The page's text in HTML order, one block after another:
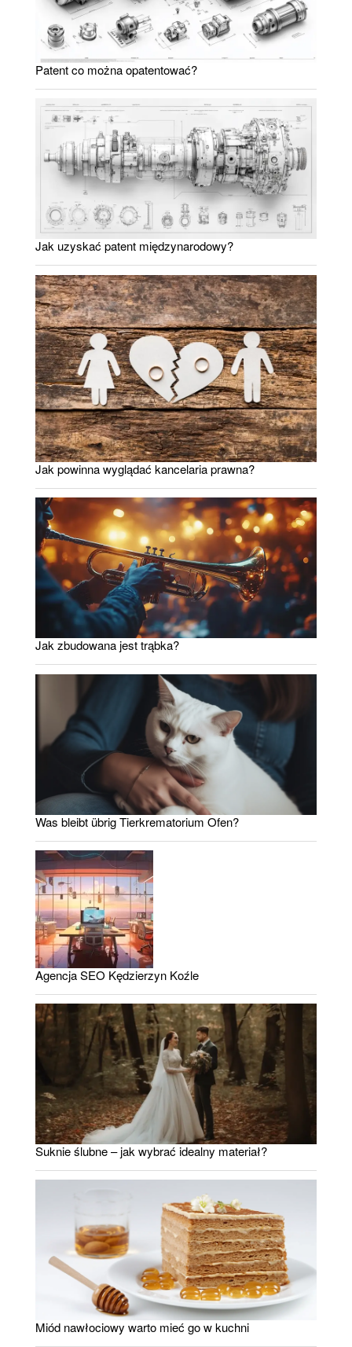
Patent co można opatentować?
Jak uzyskać patent międzynarodowy?
Jak powinna wyglądać kancelaria prawna?
Jak zbudowana jest trąbka?
Was bleibt übrig Tierkrematorium Ofen?
Agencja SEO Kędzierzyn Koźle
Suknie ślubne – jak wybrać idealny materiał?
Miód nawłociowy warto mieć go w kuchni